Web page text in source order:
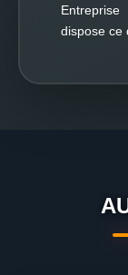
dispose ce